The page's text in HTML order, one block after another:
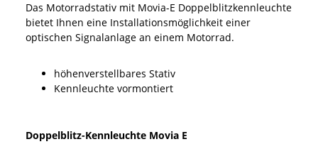
Das Motorradstativ mit Movia-E Doppelblitzkennleuchte
bietet Ihnen eine Installationsmöglichkeit einer
optischen Signalanlage an einem Motorrad.
höhenverstellbares Stativ
Kennleuchte vormontiert
Doppelblitz-Kennleuchte Movia E